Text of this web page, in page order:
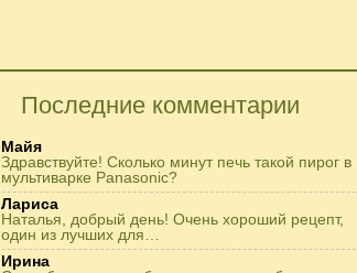
Последние комментарии
Майя
Здравствуйте! Сколько минут печь такой пирог в
мультиварке Panasonic?
Лариса
Наталья, добрый день! Очень хороший рецепт,
один из лучших для…
Ирина